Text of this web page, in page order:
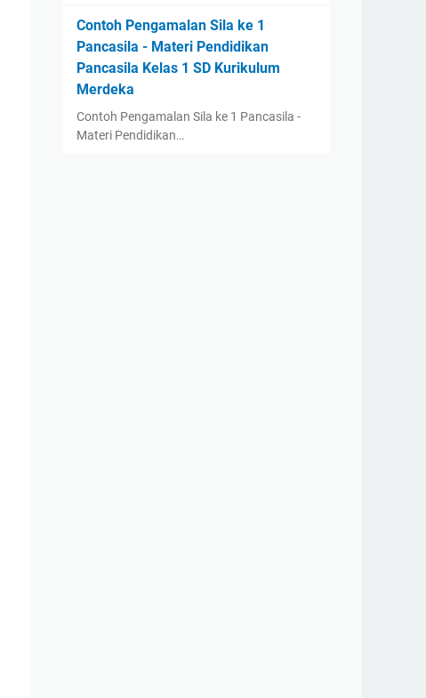
Contoh Pengamalan Sila ke 1
Pancasila - Materi Pendidikan
Pancasila Kelas 1 SD Kurikulum
Merdeka
Contoh Pengamalan Sila ke 1 Pancasila -
Materi Pendidikan…